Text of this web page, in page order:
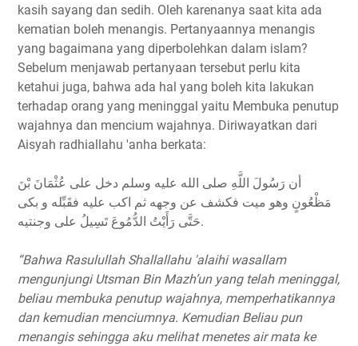
kasih sayang dan sedih. Oleh karenanya saat kita ada
kematian boleh menangis. Pertanyaannya menangis
yang bagaimana yang diperbolehkan dalam islam?
Sebelum menjawab pertanyaan tersebut perlu kita
ketahui juga, bahwa ada hal yang boleh kita lakukan
terhadap orang yang meninggal yaitu Membuka penutup
wajahnya dan mencium wajahnya. Diriwayatkan dari
Aisyah radhiallahu 'anha berkata:
أن رَسُولَ اللَّهِ صلى الله عليه وسلم دخل على عُثْمَانَ بْنَ
مَظْعُونٍ وهو ميت فكشف عن وجهه ثم اكب عليه فقَبِّله و بكى
حَتَّى رَأَيْتُ الدُّمُوعَ تَسِيلُ على وجنتيه.
“Bahwa Rasulullah Shallallahu 'alaihi wasallam
mengunjungi Utsman Bin Mazh’un yang telah meninggal,
beliau membuka penutup wajahnya, memperhatikannya
dan kemudian menciumnya. Kemudian Beliau pun
menangis sehingga aku melihat menetes air mata ke